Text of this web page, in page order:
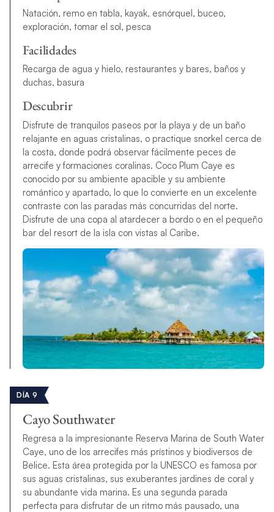
Natación, remo en tabla, kayak, esnórquel, buceo,
exploración, tomar el sol, pesca
Facilidades
Recarga de agua y hielo, restaurantes y bares, baños y
duchas, basura
Descubrir
Disfrute de tranquilos paseos por la playa y de un baño
relajante en aguas cristalinas, o practique snorkel cerca de
la costa, donde podrá observar fácilmente peces de
arrecife y formaciones coralinas. Coco Plum Caye es
conocido por su ambiente apacible y su ambiente
romántico y apartado, lo que lo convierte en un excelente
contraste con las paradas más concurridas del norte.
Disfrute de una copa al atardecer a bordo o en el pequeño
bar del resort de la isla con vistas al Caribe.
DÍA 9
Cayo Southwater
Regresa a la impresionante Reserva Marina de South Water
Caye, uno de los arrecifes más prístinos y biodiversos de
Belice. Esta área protegida por la UNESCO es famosa por
sus aguas cristalinas, sus exuberantes jardines de coral y
su abundante vida marina. Es una segunda parada
perfecta para disfrutar de un ritmo más pausado, una